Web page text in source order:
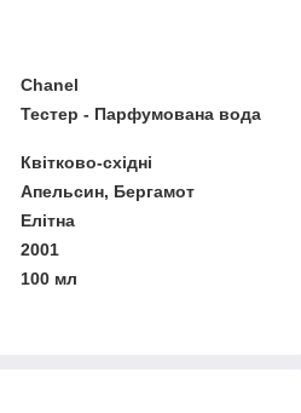
Chanel
Тестер - Парфумована вода
Квітково-східні
Апельсин, Бергамот
Елітна
2001
100 мл